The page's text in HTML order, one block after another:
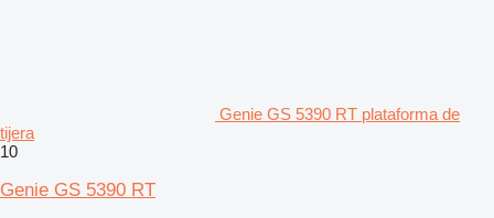
Genie GS 5390 RT plataforma de
tijera
10
Genie GS 5390 RT